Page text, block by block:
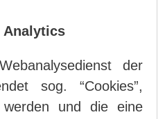
Analytics
der
sog. “Cookies”,
und die eine